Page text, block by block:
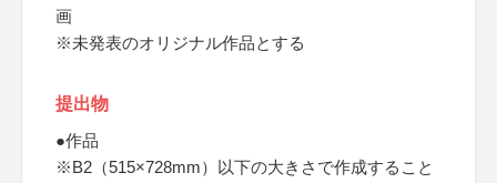
画
※未発表のオリジナル作品とする
提出物
●作品
※B2（515×728mm）以下の大きさで作成すること